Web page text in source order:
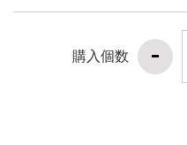
購入個数